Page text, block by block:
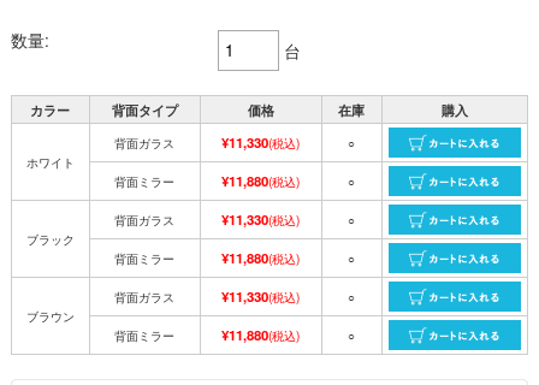
数量: 台
カラー 背面タイプ 価格 在庫 購入
ホワイト
背面ガラス ¥11,330(税込) ○
背面ミラー ¥11,880(税込) ○
ブラック
背面ガラス ¥11,330(税込) ○
背面ミラー ¥11,880(税込) ○
ブラウン
背面ガラス ¥11,330(税込) ○
背面ミラー ¥11,880(税込) ○